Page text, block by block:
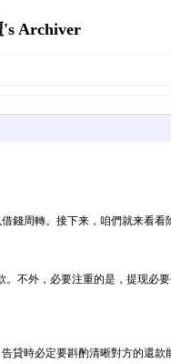
Archiver
周轉。接下来，咱們就来看看
不外，必要注重的是，提现必
時必定要斟酌清晰對方的還款